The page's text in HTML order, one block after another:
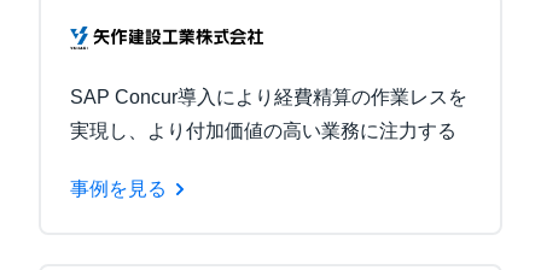
SAP Concur導入により経費精算の作業レスを
実現し、より付加価値の高い業務に注力する
事例を見る